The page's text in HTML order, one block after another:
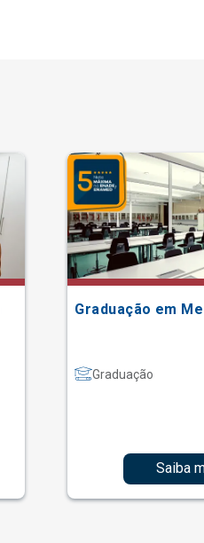
Graduação em
Graduação
Saiba